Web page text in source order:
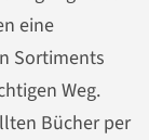
eine
Sortiments
Weg.
Bücher per